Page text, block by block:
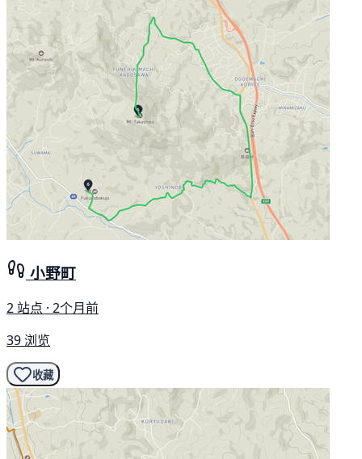
小野町
2 站点 · 2个月前
39 浏览
收藏